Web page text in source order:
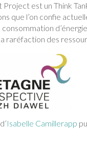
Project est un Think
que l’on confie
consommation
raréfaction des
Isabelle Camillerapp